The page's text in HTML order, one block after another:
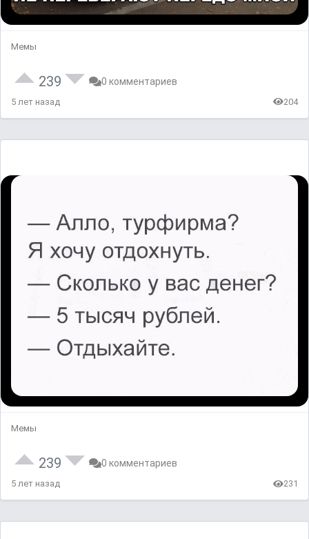
Мемы
239 0 комментариев
5 лет назад 204
Мемы
239 0 комментариев
5 лет назад 231